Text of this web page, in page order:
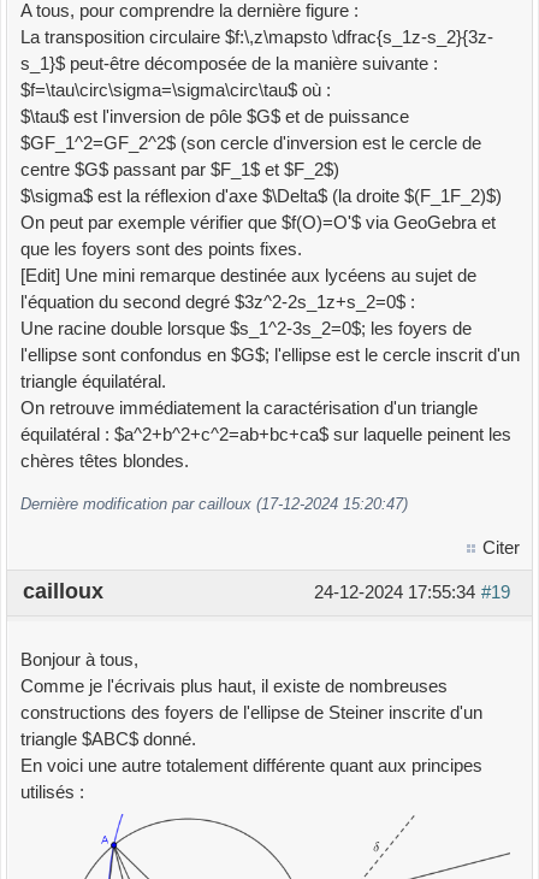
A tous, pour comprendre la dernière figure :
La transposition circulaire $f:\,z\mapsto \dfrac{s_1z-s_2}{3z-
s_1}$ peut-être décomposée de la manière suivante :
$f=\tau\circ\sigma=\sigma\circ\tau$ où :
$\tau$ est l'inversion de pôle $G$ et de puissance
$GF_1^2=GF_2^2$ (son cercle d'inversion est le cercle de
centre $G$ passant par $F_1$ et $F_2$)
$\sigma$ est la réflexion d'axe $\Delta$ (la droite $(F_1F_2)$)
On peut par exemple vérifier que $f(O)=O'$ via GeoGebra et
que les foyers sont des points fixes.
[Edit] Une mini remarque destinée aux lycéens au sujet de
l'équation du second degré $3z^2-2s_1z+s_2=0$ :
Une racine double lorsque $s_1^2-3s_2=0$; les foyers de
l'ellipse sont confondus en $G$; l'ellipse est le cercle inscrit d'un
triangle équilatéral.
On retrouve immédiatement la caractérisation d'un triangle
équilatéral : $a^2+b^2+c^2=ab+bc+ca$ sur laquelle peinent les
chères têtes blondes.
Dernière modification par cailloux (17-12-2024 15:20:47)
Citer
#19
24-12-2024 17:55:34
cailloux
Bonjour à tous,
Comme je l'écrivais plus haut, il existe de nombreuses
constructions des foyers de l'ellipse de Steiner inscrite d'un
triangle $ABC$ donné.
En voici une autre totalement différente quant aux principes
utilisés :